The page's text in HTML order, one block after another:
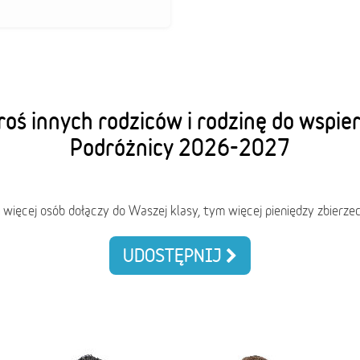
innych rodziców i rodzinę do
Podróżnicy 2026-2027
więcej osób dołączy do Waszej klasy, tym więcej pieniędzy
UDOSTĘPNIJ